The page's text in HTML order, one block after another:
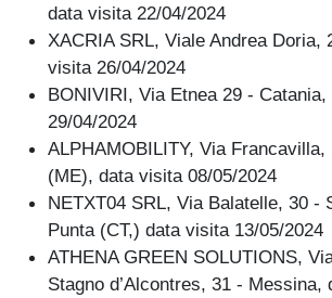
data visita 22/04/2024
XACRIA SRL, Viale Andrea Doria,
visita 26/04/2024
BONIVIRI, Via Etnea 29 -
29/04/2024
ALPHAMOBILITY, Via Francavilla,
(ME), data visita 08/05/2024
NETXT04 SRL, Via Balatelle, 30 -
Punta (CT,) data visita 13/05/2024
ATHENA GREEN SOLUTIONS,
Stagno d’Alcontres, 31 - Messina,